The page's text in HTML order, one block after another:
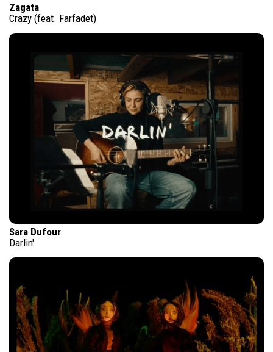
Zagata
Crazy (feat. Farfadet)
Sara Dufour
Darlin'